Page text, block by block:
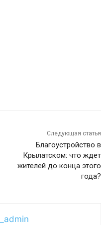
Следующая статья
Благоустройство в
Крылатском: что ждет
жителей до конца этого
года?